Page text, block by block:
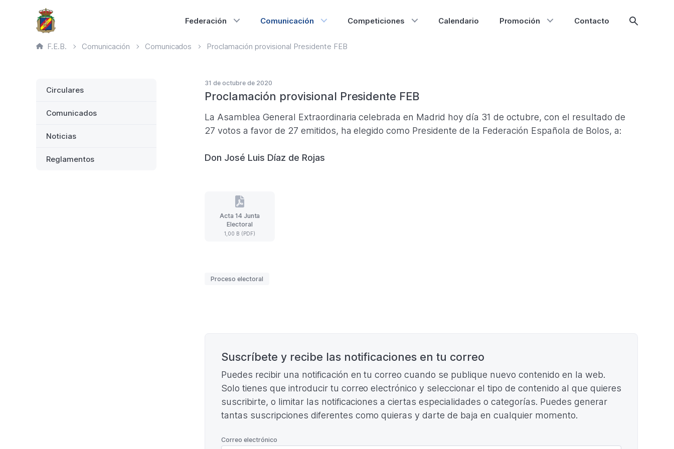
principal
Principal
Federación Comunicación Competiciones Calendario Promoción Contacto
Mostrar
RutaF.E.B. Comunicación Comunicados Proclamación provisional Presidente FEB
31 de octubre de 2020
Proclamación provisional Presidente FEB
La Asamblea General Extraordinaria celebrada en Madrid hoy día 31 de octubre, con el resultado de
27 votos a favor de 27 emitidos, ha elegido como Presidente de la Federación Española de Bolos, a:
Don José Luis Díaz de Rojas
Acta 14 Junta
Electoral
1,00 B (PDF)
Acta
14
Junta
B)
Etiquetas
Proceso electoral
Suscríbete y recibe las notificaciones en tu correo
Puedes recibir una notificación en tu correo cuando se publique nuevo contenido en la web.
Solo tienes que introducir tu correo electrónico y seleccionar el tipo de contenido al que quieres
suscribirte, o limitar las notificaciones a ciertas especialidades o categorías. Puedes generar
tantas suscripciones diferentes como quieras y darte de baja en cualquier momento.
Correo electrónico
Circulares
Comunicados
Noticias
Reglamentos